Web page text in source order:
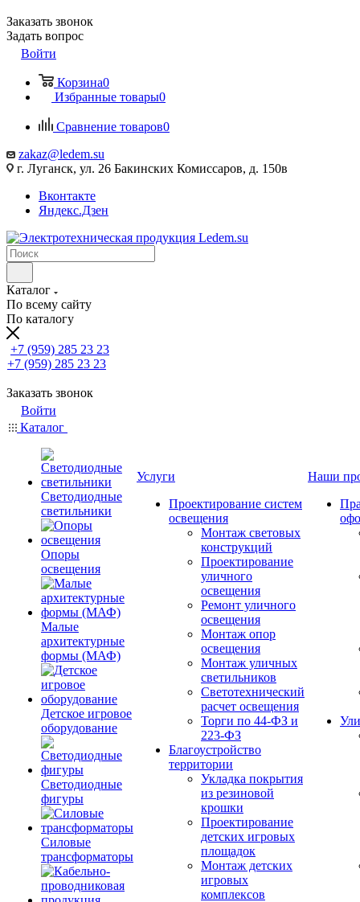
Заказать звонок
Задать вопрос
Войти
Корзина0
Избранные товары0
Сравнение товаров0
zakaz@ledem.su
г. Луганск, ул. 26 Бакинских Комиссаров, д. 150в
Вконтакте
Яндекс.Дзен
Каталог
По всему сайту
По каталогу
+7 (959) 285 23 23
+7 (959) 285 23 23
Заказать звонок
Войти
Каталог
Светодиодные
светильники
Опоры
освещения
Малые
архитектурные
формы (МАФ)
Детское игровое
оборудование
Светодиодные
фигуры
Силовые
трансформаторы
Услуги
Проектирование систем
освещения
Монтаж световых
конструкций
Проектирование
уличного
освещения
Ремонт уличного
освещения
Монтаж опор
освещения
Монтаж уличных
светильников
Светотехнический
расчет освещения
Торги по 44-ФЗ и
223-ФЗ
Благоустройство
территории
Укладка покрытия
из резиновой
крошки
Проектирование
детских игровых
площадок
Монтаж детских
игровых
комплексов
Наши